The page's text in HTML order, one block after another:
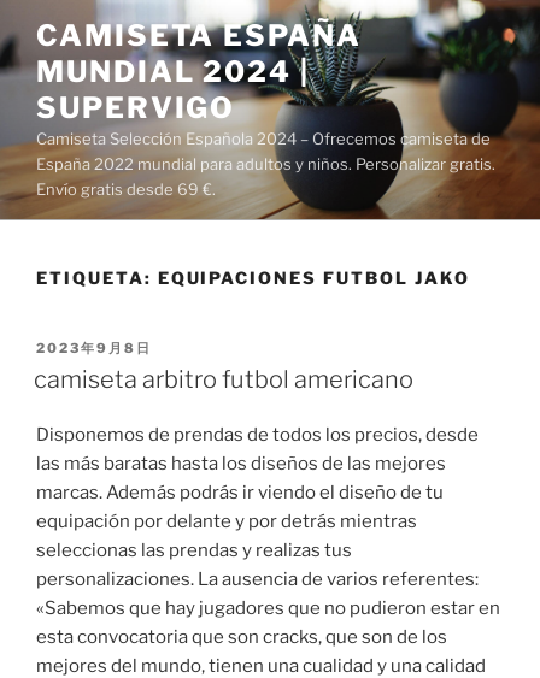
al
contenido
CAMISETA ESPAÑA
MUNDIAL 2024 |
SUPERVIGO
Camiseta Selección Española 2024 – Ofrecemos camiseta de
España 2022 mundial para adultos y niños. Personalizar gratis.
Envío gratis desde 69 €.
ETIQUETA: EQUIPACIONES FUTBOL JAKO
PUBLICADO
2023年9月8日
camiseta arbitro futbol americano
Disponemos de prendas de todos los precios, desde
las más baratas hasta los diseños de las mejores
marcas. Además podrás ir viendo el diseño de tu
equipación por delante y por detrás mientras
seleccionas las prendas y realizas tus
personalizaciones. La ausencia de varios referentes:
«Sabemos que hay jugadores que no pudieron estar en
esta convocatoria que son cracks, que son de los
mejores del mundo, tienen una cualidad y una calidad